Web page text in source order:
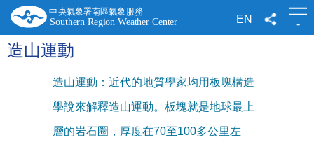
要
內
容
EN -
造山運動
造山運動：近代的地質學家均用板塊構造
學說來解釋造山運動。板塊就是地球最上
層的岩石圈，厚度在70至100多公里左